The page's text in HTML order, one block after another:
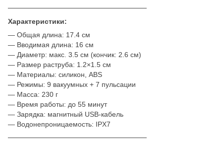
────────────────────────────
Характеристики:
— Общая длина: 17.4 см
— Вводимая длина: 16 см
— Диаметр: макс. 3.5 см (кончик: 2.6 см)
— Размер раструба: 1.2×1.5 см
— Материалы: силикон, ABS
— Режимы: 9 вакуумных + 7 пульсации
— Масса: 230 г
— Время работы: до 55 минут
— Зарядка: магнитный USB-кабель
— Водонепроницаемость: IPX7
────────────────────────────